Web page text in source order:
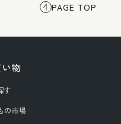
PAGE TOP
物
す
の市場